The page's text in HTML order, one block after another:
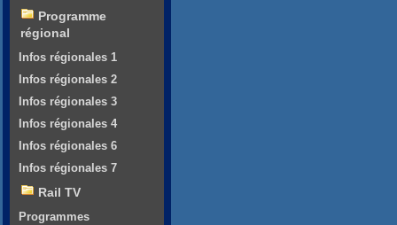
Programme
régional
Infos régionales 1
Infos régionales 2
Infos régionales 3
Infos régionales 4
Infos régionales 6
Infos régionales 7
Rail TV
Programmes